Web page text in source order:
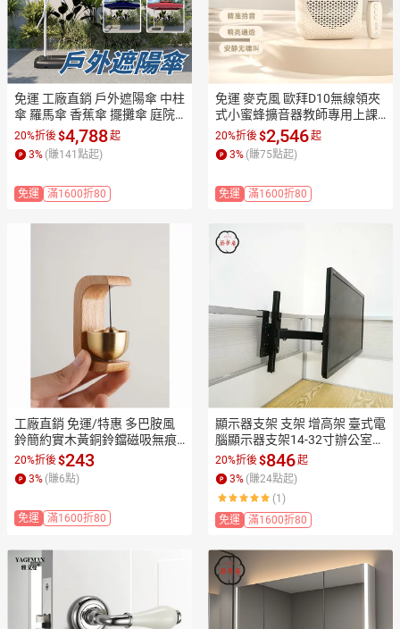
免運 工廠直銷 戶外遮陽傘 中柱
傘 羅馬傘 香蕉傘 擺攤傘 庭院
傘 遮陽傘 戶外扳手傘 防曬 室
外庭院邊傘 花園別墅泳池 太陽
傘 露臺沙灘傘店長推薦/特惠
售後保障 zm5319
20%折後$4,788起
3% (賺141點起)
免運 滿1600折80
免運 麥克風 歐拜D10無線領夾
式小蜜蜂擴音器教師專用上課
講麥克風喇叭大音量
20%折後$2,546起
3% (賺75點起)
免運 滿1600折80
工廠直銷 免運/特惠 多巴胺風
鈴簡約實木黃銅鈴鐺磁吸無痕
膠兩用免安裝門鈴創意擺件特
惠/開立發票 全館八折 z1026工
廠直銷 免運/特惠
20%折後$243
3% (賺6點)
免運 滿1600折80
顯示器支架 支架 增高架 臺式電
腦顯示器支架14-32寸辦公室桌
面增高升降旋轉掛屏風支架 免
運 開立發票 工廠直銷 售後保障
z5520
20%折後$846起
3% (賺24點起)
(1)
免運
滿1600折80